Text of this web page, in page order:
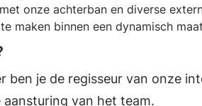
onze achterban en diverse
maken binnen een dynamisch
ben je de regisseur van onze
van het team.